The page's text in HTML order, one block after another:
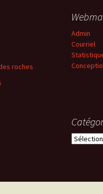
Admin
Courriel
roches